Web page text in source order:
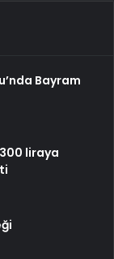
Bayram
liraya